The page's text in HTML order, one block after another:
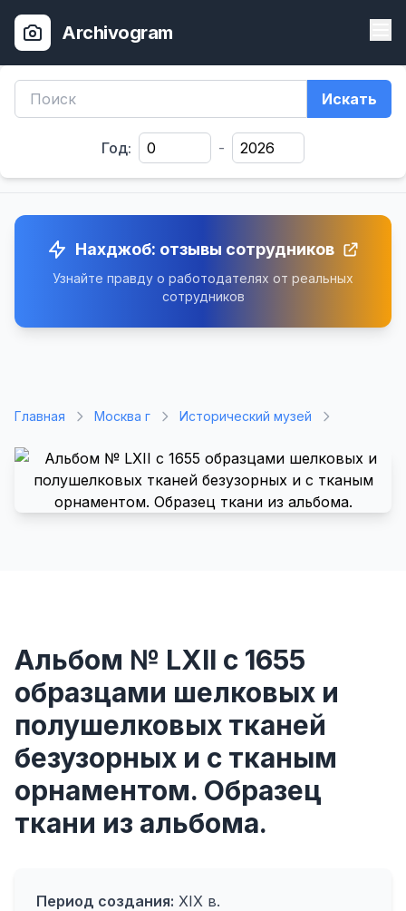
Archivogram
Искать
Год: -
Нахджоб: отзывы сотрудников
Узнайте правду о работодателях от реальных
сотрудников
Главная Москва г Исторический музей
Альбом № LXII с 1655
образцами шелковых и
полушелковых тканей
безузорных и с тканым
орнаментом. Образец
ткани из альбома.
Период создания: XIX в.